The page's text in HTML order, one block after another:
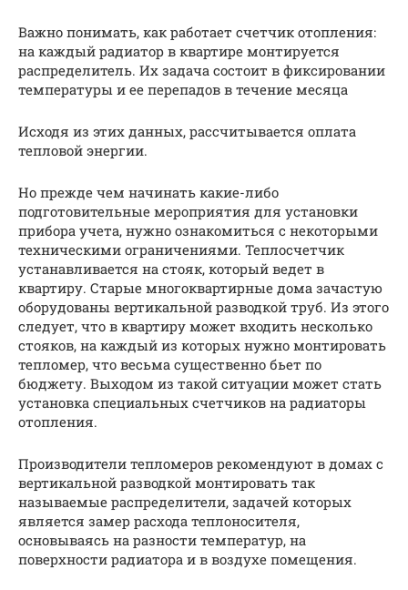
Важно понимать, как работает счетчик отопления:
на каждый радиатор в квартире монтируется
распределитель. Их задача состоит в фиксировании
температуры и ее перепадов в течение месяца
Исходя из этих данных, рассчитывается оплата
тепловой энергии.
Но прежде чем начинать какие-либо
подготовительные мероприятия для установки
прибора учета, нужно ознакомиться с некоторыми
техническими ограничениями. Теплосчетчик
устанавливается на стояк, который ведет в
квартиру. Старые многоквартирные дома зачастую
оборудованы вертикальной разводкой труб. Из этого
следует, что в квартиру может входить несколько
стояков, на каждый из которых нужно монтировать
тепломер, что весьма существенно бьет по
бюджету. Выходом из такой ситуации может стать
установка специальных счетчиков на радиаторы
отопления.
Производители тепломеров рекомендуют в домах с
вертикальной разводкой монтировать так
называемые распределители, задачей которых
является замер расхода теплоносителя,
основываясь на разности температур, на
поверхности радиатора и в воздухе помещения.